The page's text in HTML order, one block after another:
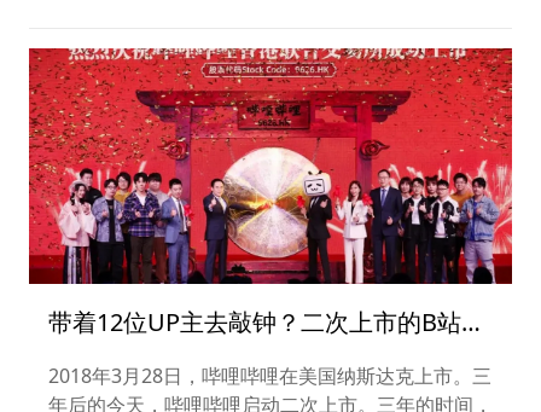
带着12位UP主去敲钟？二次上市的B站还
是那个小破站吗？
2018年3月28日，哔哩哔哩在美国纳斯达克上市。三
年后的今天，哔哩哔哩启动二次上市。三年的时间，